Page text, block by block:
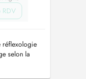
réflexologie
selon la
médecine